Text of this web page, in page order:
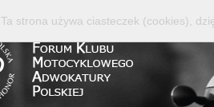
Ta strona używa ciasteczek (cookies),